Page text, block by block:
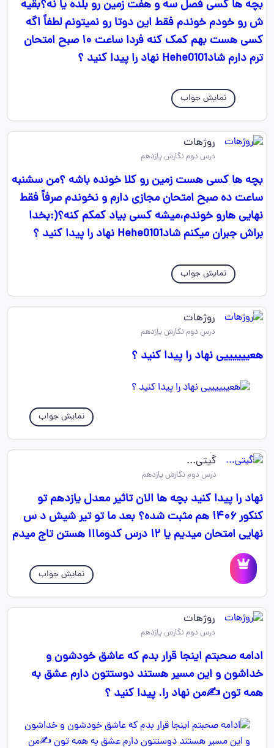
بچه ها کسی فصل سه و هفت زمین رو بلده یا نه؟بقیه
ش رو خودم خوندم فقط این دوتا رو نمیتونم لطفاً اگه
کسی هست بهم کمک کنه فردا ساعت ۱۰ صبح امتحان
ترم دارم شادHehe0101 نهاد را پیدا کنید ؟
نمایش جواب
روژهات
درس دوم نگارش یازدهم
بچه ها کسی هست زمین رو کلا خونده باشه ؟من سشنبه
ساعت ده صبح امتحان مجازی دارم و نخوندم صرفاً فقط
نهایی هارو خوندم،میشه کسی بیاد کمکم کنه؟(:بخدا
براش جبران میکنم شادHehe0101 نهاد را پیدا کنید ؟
نمایش جواب
روژهات
درس دوم نگارش یازدهم
هعییییییی نهاد را پیدا کنید ؟
نمایش جواب
گیتی...
درس دوم نگارش یازدهم
نهاد را پیدا کنید بچه ها الان تاثیر معدل یازدهم تو
کنکور ۱۴۰۶ هم مثبت شده؟ بعد ما تو تیر شیش د س
نهایی امتحان میدیم یا ۱۲ درس کدومااا هستن تاج میدم
نمایش جواب
روژهات
درس دوم نگارش یازدهم
ادامه صحبتم اینجا قرار بدم که عاشق خودشون و
خداشون و این مسیر هستند دوستتون دارم عشق به
همه تون ✍️من نهاد را. پیدا کنید ؟